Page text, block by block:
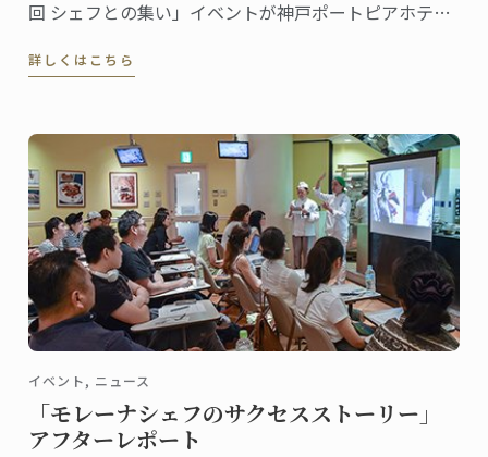
回 シェフとの集い」イベントが神戸ポートピアホテル
ースを出展しました。
詳しくはこちら
イベント, ニュース
「モレーナシェフのサクセスストーリー」
アフターレポート